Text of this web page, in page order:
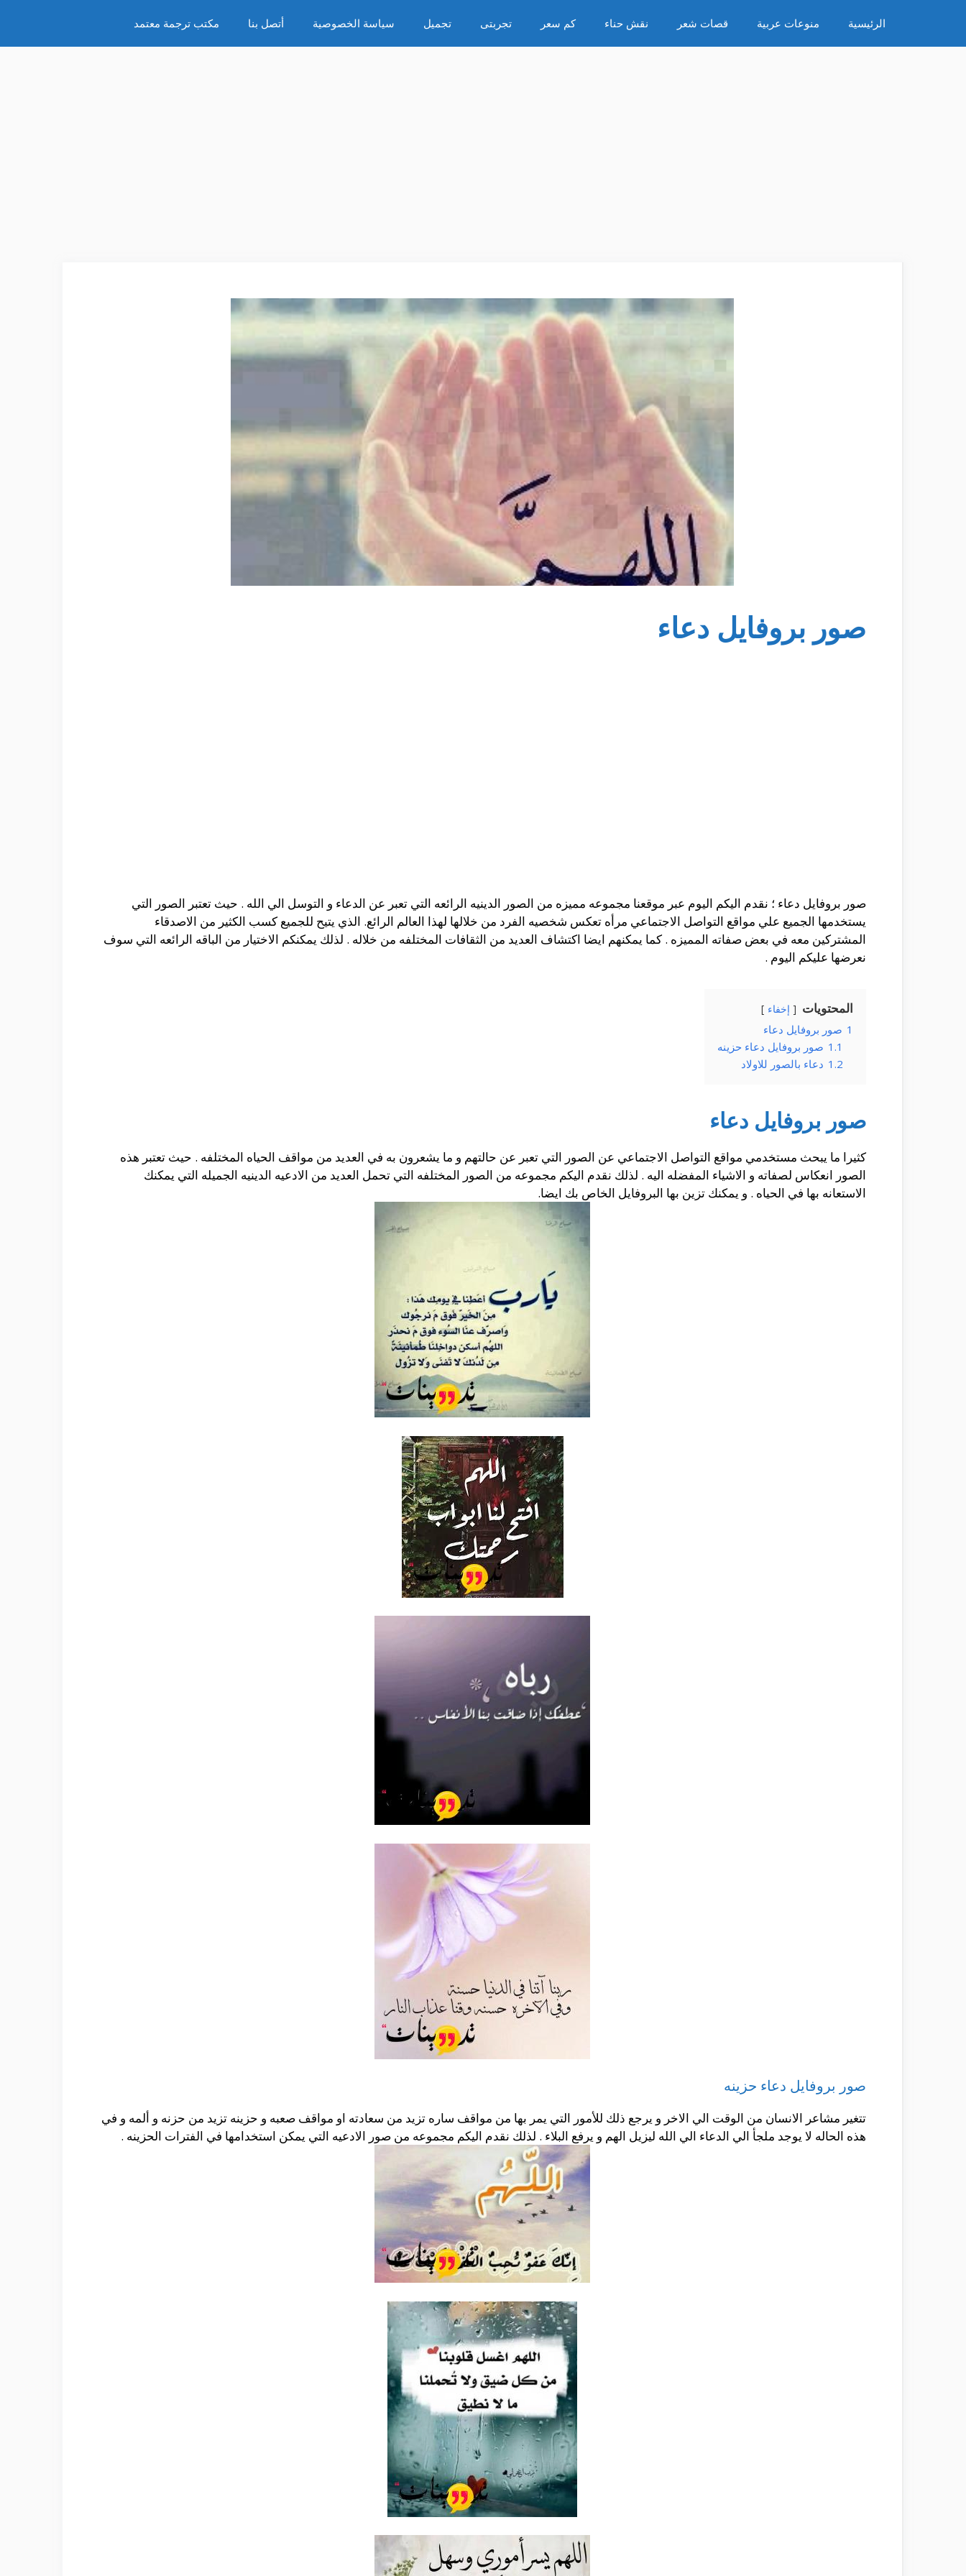
المحتوى
الرئيسية منوعات عربية قصات شعر نقش حناء كم سعر تجربتى تجميل سياسة الخصوصية أتصل بنا مكتب ترجمة معتمد
صور بروفايل دعاء
صور بروفايل دعاء ؛ نقدم اليكم اليوم عبر موقعنا مجموعه مميزه من الصور الدينيه الرائعه التي تعبر عن الدعاء و التوسل الي الله . حيث تعتبر الصور التي
يستخدمها الجميع علي مواقع التواصل الاجتماعي مرأه تعكس شخصيه الفرد من خلالها لهذا العالم الرائع. الذي يتيح للجميع كسب الكثير من الاصدقاء
المشتركين معه في بعض صفاته المميزه . كما يمكنهم ايضا اكتشاف العديد من الثقافات المختلفه من خلاله . لذلك يمكنكم الاختيار من الباقه الرائعه التي سوف
نعرضها عليكم اليوم .
المحتويات إخفاء
1 صور بروفايل دعاء
1.1 صور بروفايل دعاء حزينه
1.2 دعاء بالصور للاولاد
صور بروفايل دعاء
كثيرا ما يبحث مستخدمي مواقع التواصل الاجتماعي عن الصور التي تعبر عن حالتهم و ما يشعرون به في العديد من مواقف الحياه المختلفه . حيث تعتبر هذه
الصور انعكاس لصفاته و الاشياء المفضله اليه . لذلك نقدم اليكم مجموعه من الصور المختلفه التي تحمل العديد من الادعيه الدينيه الجميله التي يمكنك
الاستعانه بها في الحياه . و يمكنك تزين بها البروفايل الخاص بك ايضا.
صور بروفايل دعاء حزينه
تتغير مشاعر الانسان من الوقت الي الاخر و يرجع ذلك للأمور التي يمر بها من مواقف ساره تزيد من سعادته او مواقف صعبه و حزينه تزيد من حزنه و ألمه و في
هذه الحاله لا يوجد ملجأ الي الدعاء الي الله ليزيل الهم و يرفع البلاء . لذلك نقدم اليكم مجموعه من صور الادعيه التي يمكن استخدامها في الفترات الحزينه .